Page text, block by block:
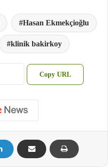
Hasan Ekmekçioğlu
klinik bakirkoy
Copy URL